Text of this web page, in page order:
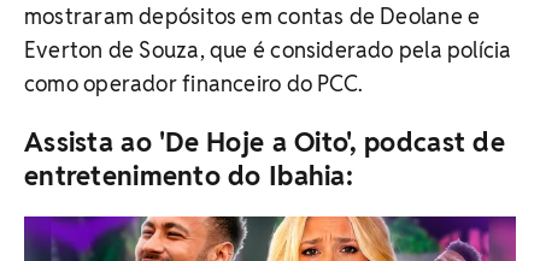
mostraram depósitos em contas de Deolane e
Everton de Souza, que é considerado pela polícia
como operador financeiro do PCC.
Assista ao 'De Hoje a Oito', podcast de
entretenimento do Ibahia: